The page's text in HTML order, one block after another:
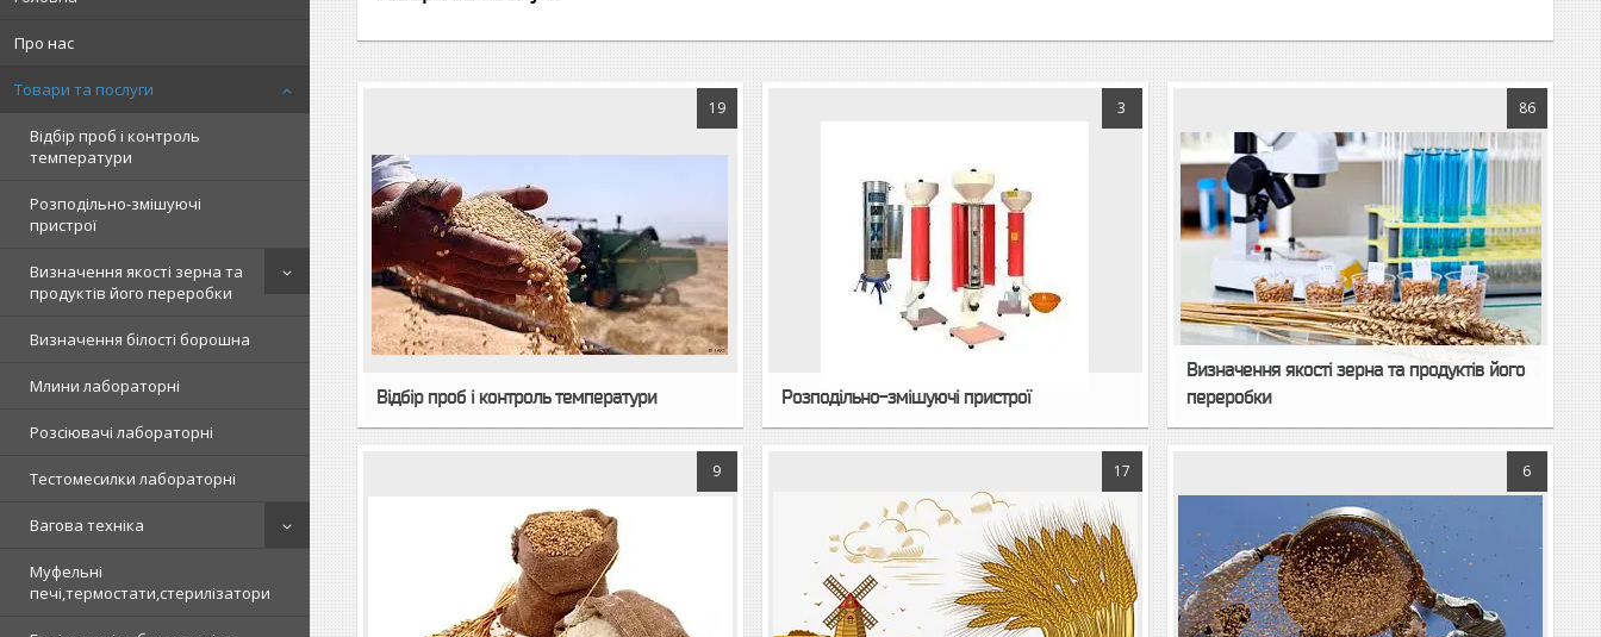
Про нас
Товари та послуги
Відбір проб і контроль
температури
Розподільно-змішуючі
пристрої
Визначення якості зерна та
продуктів його переробки
Визначення білості борошна
Млини лабораторні
Розсіювачі лабораторні
Тестомесилки лабораторні
Вагова техніка
Муфельні
печі,термостати,стерилізатори
19
Відбір проб і контроль температури
3
Розподільно-змішуючі пристрої
86
Визначення якості зерна та продуктів його
переробки
9 17 6